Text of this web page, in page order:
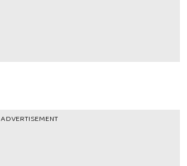
ADVERTISEMENT